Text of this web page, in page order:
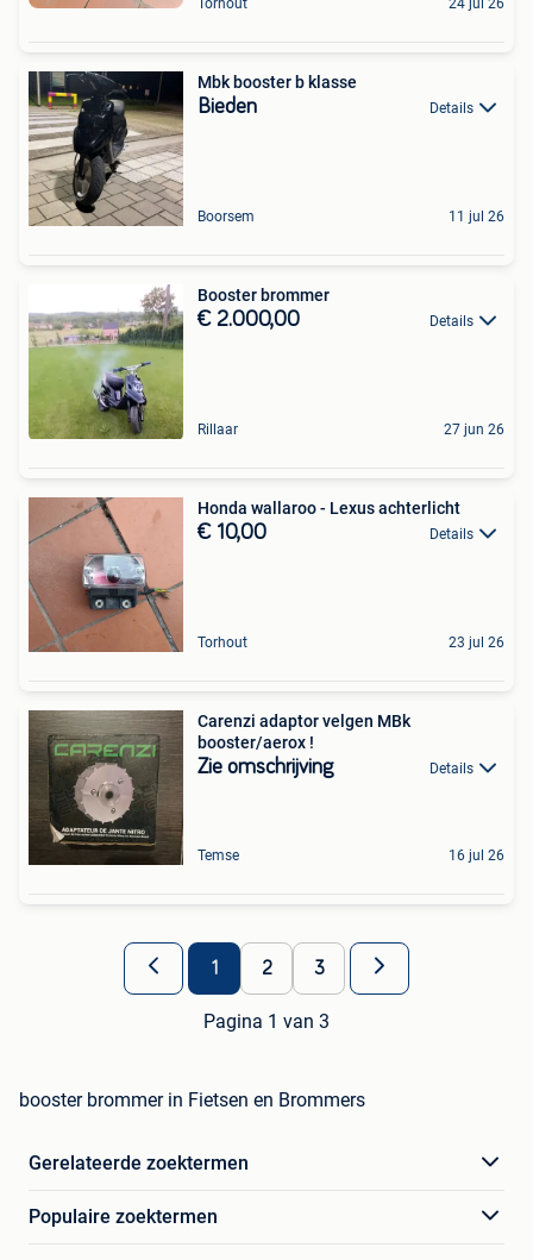
Torhout 24 jul 26
Mbk booster b klasse
Bieden Details
Boorsem 11 jul 26
Booster brommer
€ 2.000,00 Details
Rillaar 27 jun 26
Honda wallaroo - Lexus achterlicht
€ 10,00 Details
Torhout 23 jul 26
Carenzi adaptor velgen MBk
booster/aerox !
Zie omschrijving Details
Temse 16 jul 26
1 2 3
Pagina 1 van 3
booster brommer in Fietsen en Brommers
Gerelateerde zoektermen
Populaire zoektermen